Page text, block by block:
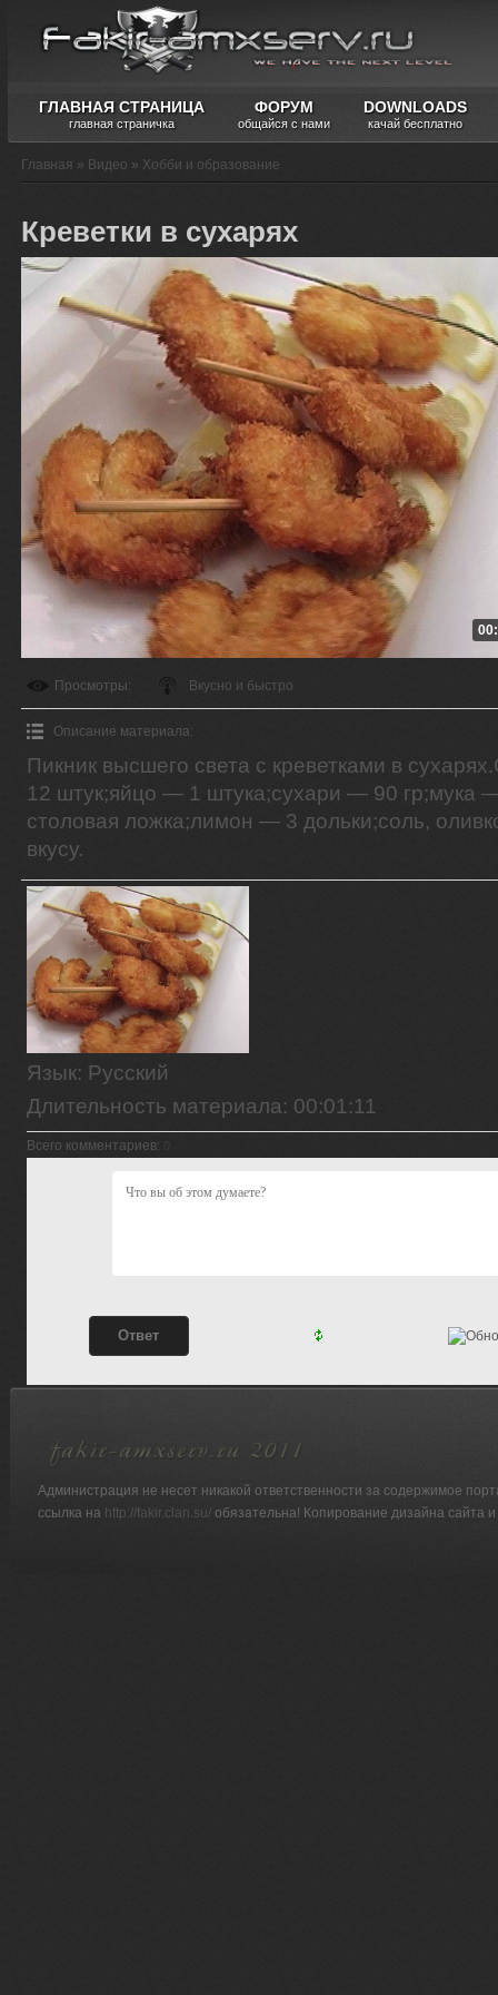
ГЛАВНАЯ СТРАНИЦА
главная страничка
ФОРУМ
общайся с нами
DOWNLOADS
качай бесплатно
Главная » Видео » Хобби и образование
Креветки в сухарях
Просмотры: Вкусно и быстро
Описание материала:
Пикник высшего света с креветками в
12 штук;яйцо — 1 штука;сухари — 90 гр;мука
столовая ложка;лимон — 3 дольки;соль,
вкусу.
Язык: Русский
Длительность материала: 00:01:11
Всего комментариев:
Администрация не несет никакой ответственности за содержимое
ссылка на http://fakir.clan.su/ обязательна! Копирование дизайна сайта